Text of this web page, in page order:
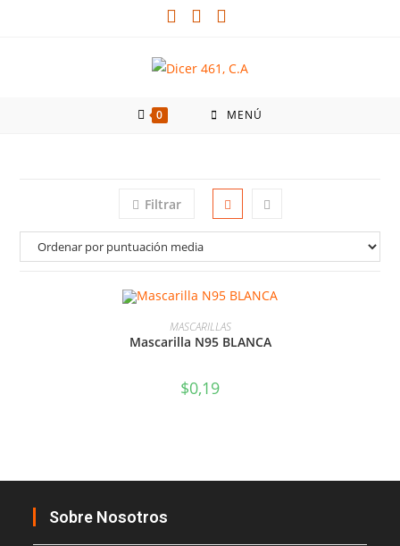
0 MENÚ
Filtrar
AÑADIR AL CARRITO
MASCARILLAS
Mascarilla N95 BLANCA
$0,19
Sobre Nosotros